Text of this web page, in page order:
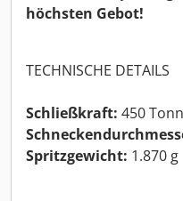
höchsten Gebot!
TECHNISCHE DETAILS
Schließkraft: 450
Spritzgewicht: 1.870 g